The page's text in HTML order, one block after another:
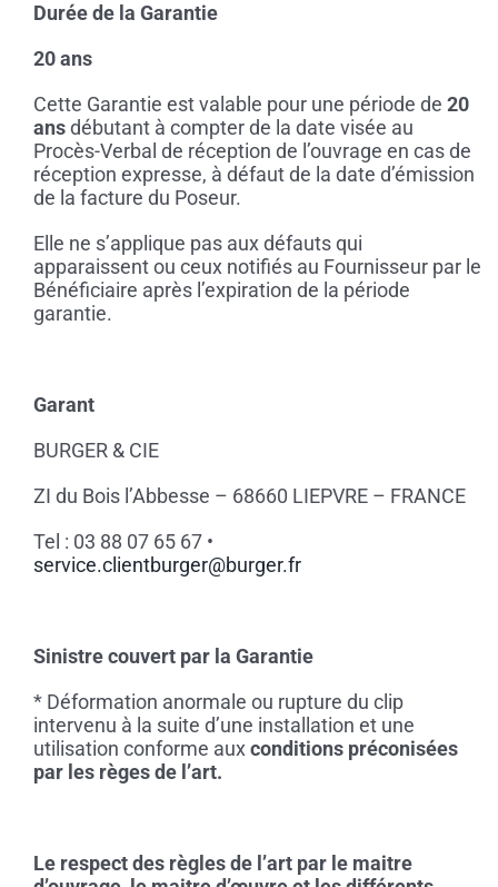
Durée de la Garantie
20 ans
Cette Garantie est valable pour une période de 20
ansdébutant à compter de la date visée au
Procès-Verbal de réception de l’ouvrage en cas de
réception expresse, à défaut de la date d’émission
de la facture du Poseur.
Elle ne s’applique pas aux défauts qui
apparaissent ou ceux notifiés au Fournisseur par le
Bénéficiaire après l’expiration de la période
garantie.
Garant
BURGER & CIE
ZI du Bois l’Abbesse – 68660 LIEPVRE – FRANCE
Tel : 03 88 07 65 67 •
service.clientburger@burger.fr
Sinistre couvert par la Garantie
* Déformation anormale ou rupture du clip
intervenu à la suite d’une installation et une
utilisation conforme auxconditions préconisées
par les règes de l’art.
Le respect des règles de l’art par le maitre